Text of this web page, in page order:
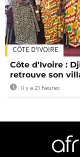
CÔTE D'IVOIRE
Côte d'Ivoire :
retrouve son
Il y a 21 heures